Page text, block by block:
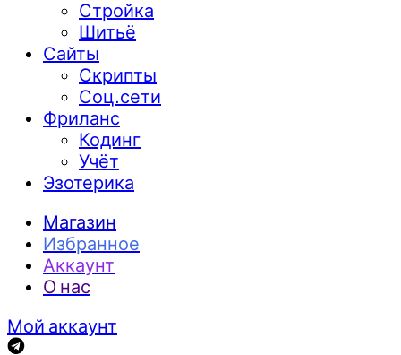
Стройка
Шитьё
Сайты
Скрипты
Соц.сети
Фриланс
Кодинг
Учёт
Эзотерика
Магазин
Избранное
Аккаунт
О нас
Мой аккаунт